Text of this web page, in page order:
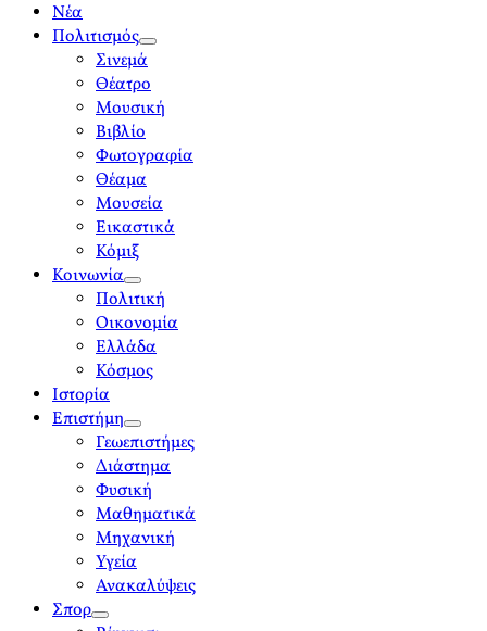
Νέα
Πολιτισμός
open
menu
Σινεμά
Θέατρο
Μουσική
Βιβλίο
Φωτογραφία
Θέαμα
Μουσεία
Εικαστικά
Κόμιξ
Κοινωνία
open
menu
Πολιτική
Οικονομία
Ελλάδα
Κόσμος
Ιστορία
Επιστήμη
open
menu
Γεωεπιστήμες
Διάστημα
Φυσική
Μαθηματικά
Μηχανική
Υγεία
Ανακαλύψεις
Σπορ
open